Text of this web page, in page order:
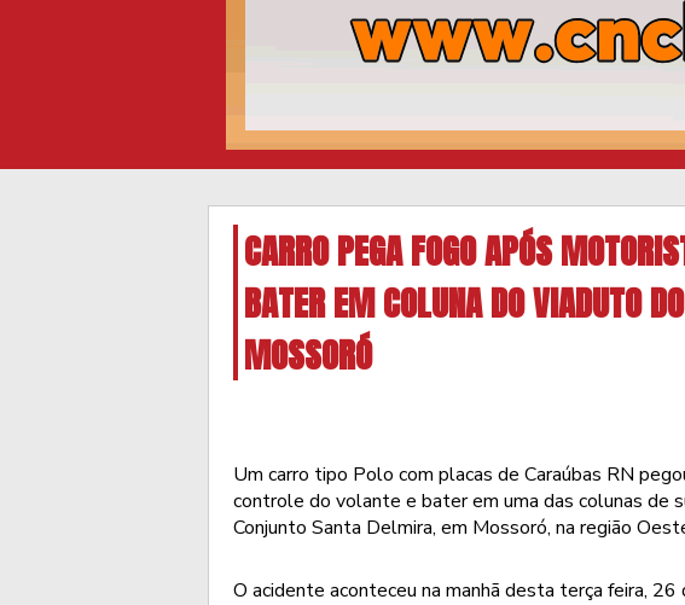
CARRO PEGA FOGO APÓS
BATER EM COLUNA DO VIADUTO
MOSSORÓ
Um carro tipo Polo com placas de Caraúbas RN
controle do volante e bater em uma das colunas de
Conjunto Santa Delmira, em Mossoró, na região
O acidente aconteceu na manhã desta terça feira,